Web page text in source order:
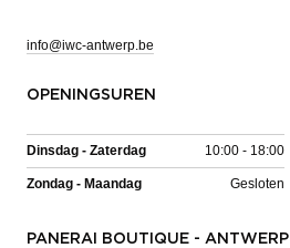
info@iwc-antwerp.be
OPENINGSUREN
Dinsdag - Zaterdag 10:00 - 18:00
Zondag - Maandag Gesloten
PANERAI BOUTIQUE - ANTWERP